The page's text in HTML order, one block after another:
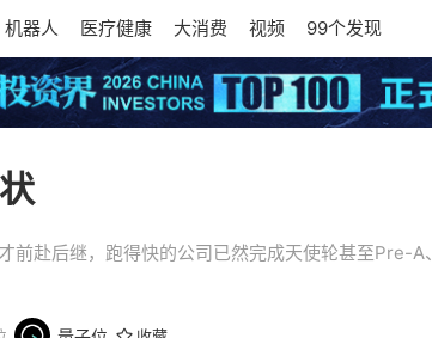
机器人 医疗健康 大消费 视频 99个发现
前赴后继，跑得快的公司已然完成天使轮甚至Pre-